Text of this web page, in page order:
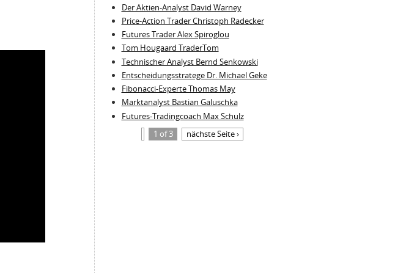
Der Aktien-Analyst David Warney
Price-Action Trader Christoph Radecker
Futures Trader Alex Spiroglou
Tom Hougaard TraderTom
Technischer Analyst Bernd Senkowski
Entscheidungsstratege Dr. Michael Geke
Fibonacci-Experte Thomas May
Marktanalyst Bastian Galuschka
Futures-Tradingcoach Max Schulz
1 of 3
nächste Seite ›